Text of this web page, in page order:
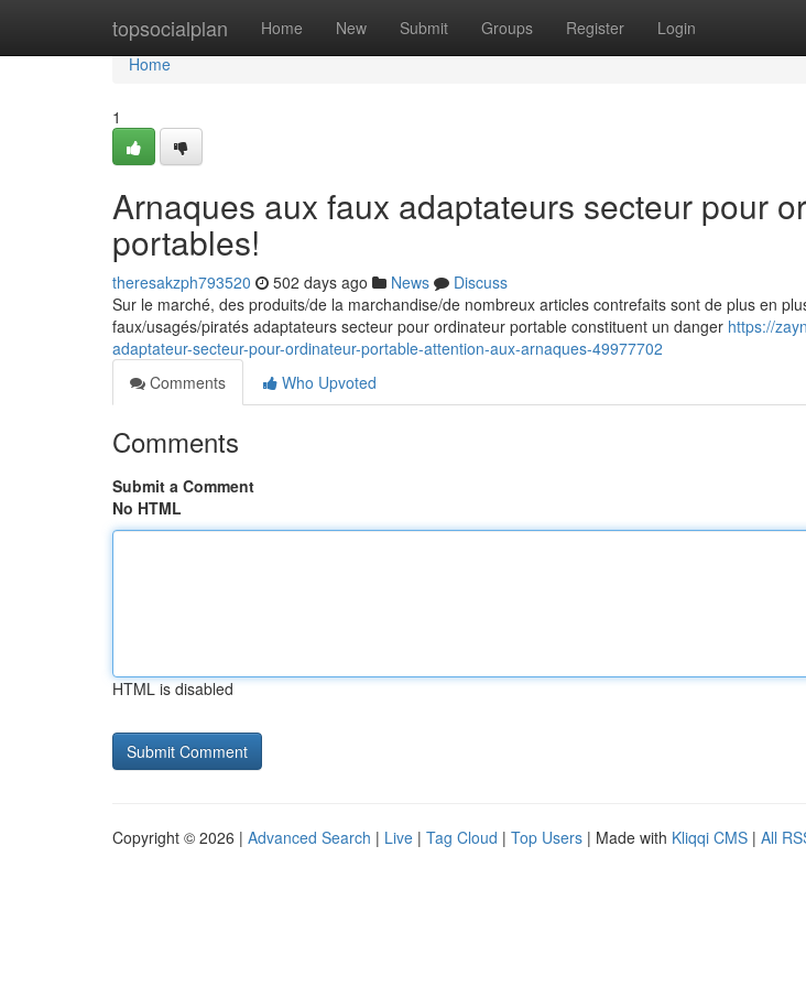
topsocialplan Home New Submit Groups Register Login
Home
Home
1
Arnaques aux faux adaptateurs secteur pour
portables!
theresakzph793520 502 days ago News
Discuss
Sur le marché, des produits/de la marchandise/de nombreux articles contrefaits sont de plus en
faux/usagés/piratés adaptateurs secteur pour ordinateur portable constituent un danger https://
adaptateur-secteur-pour-ordinateur-portable-attention-aux-arnaques-49977702
Comments
Who Upvoted
Comments
Submit a Comment
No HTML
HTML is disabled
Copyright © 2026 | Advanced Search | Live | Tag Cloud | Top Users | Made with Kliqqi CMS | All